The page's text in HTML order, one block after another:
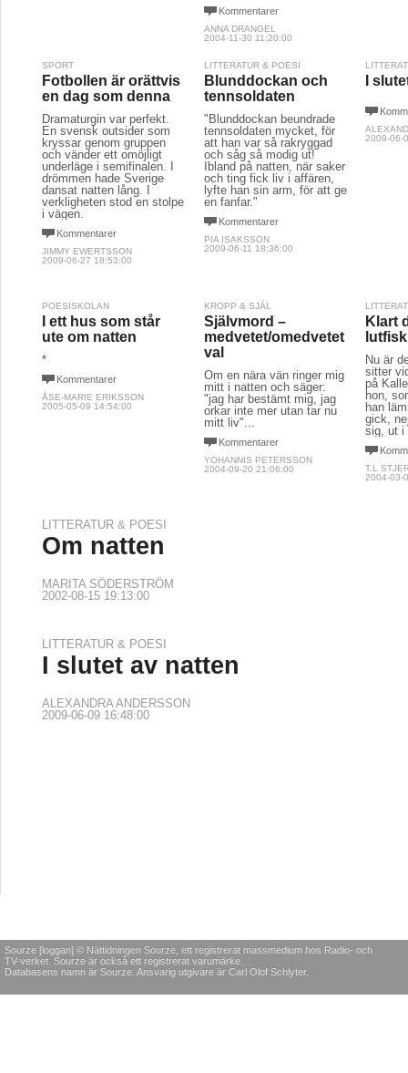
Kommentarer
ANNA DRANGEL
2004-11-30 11:20:00
SPORT
Fotbollen är orättvis
en dag som denna
Dramaturgin var perfekt.
En svensk outsider som
kryssar genom gruppen
och vänder ett omöjligt
underläge i semifinalen. I
drömmen hade Sverige
dansat natten lång. I
verkligheten stod en stolpe
i vägen.
Kommentarer
JIMMY EWERTSSON
2009-06-27 18:53:00
LITTERATUR & POESI
Blunddockan och
tennsoldaten
"Blunddockan beundrade
tennsoldaten mycket, för
att han var så rakryggad
och såg så modig ut!
Ibland på natten, när saker
och ting fick liv i affären,
lyfte han sin arm, för att ge
en fanfar."
Kommentarer
PIA ISAKSSON
2009-06-11 18:36:00
I
2009-06-
POESISKOLAN
I ett hus som står
ute om natten
*
Kommentarer
ÅSE-MARIE ERIKSSON
2005-05-09 14:54:00
KROPP & SJÄL
Självmord –
medvetet/omedvetet
val
Om en nära vän ringer mig
mitt i natten och säger:
"jag har bestämt mig, jag
orkar inte mer utan tar nu
mitt liv"...
Kommentarer
YOHANNIS PETERSSON
2004-09-20 21:06:00
Klart
Nu är
sitter
på
hon,
han
gick,
sig, ut i
T.L
2004-03-
LITTERATUR & POESI
Om natten
MARITA SÖDERSTRÖM
2002-08-15 19:13:00
LITTERATUR & POESI
I slutet av natten
ALEXANDRA ANDERSSON
2009-06-09 16:48:00
Sourze [loggan] © Nättidningen Sourze, ett registrerat massmedium hos Radio- och
TV-verket. Sourze är också ett registrerat varumärke.
Databasens namn är Sourze. Ansvarig utgivare är Carl Olof Schlyter.